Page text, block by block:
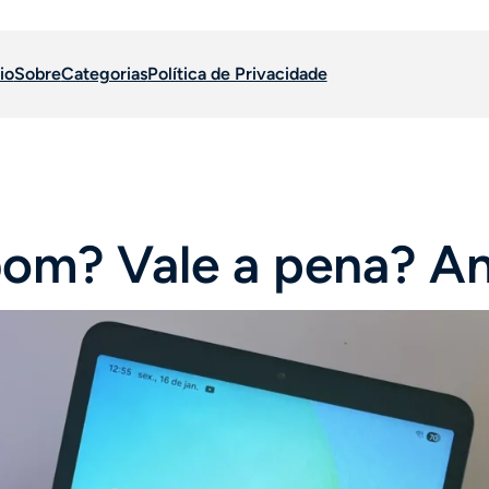
SobreCategoriasPolítica de Privacidade
Vale a pena?